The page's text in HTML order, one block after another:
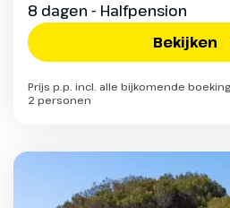
8 dagen - Halfpension
Bekijken
Prijs p.p. incl. alle bijkomende
2 personen